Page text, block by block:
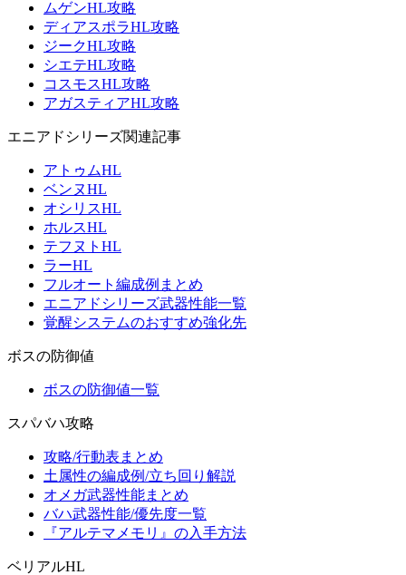
ムゲンHL攻略
ディアスポラHL攻略
ジークHL攻略
シエテHL攻略
コスモスHL攻略
アガスティアHL攻略
エニアドシリーズ関連記事
アトゥムHL
ベンヌHL
オシリスHL
ホルスHL
テフヌトHL
ラーHL
フルオート編成例まとめ
エニアドシリーズ武器性能一覧
覚醒システムのおすすめ強化先
ボスの防御値
ボスの防御値一覧
スパバハ攻略
攻略/行動表まとめ
土属性の編成例/立ち回り解説
オメガ武器性能まとめ
バハ武器性能/優先度一覧
『アルテマメモリ』の入手方法
ベリアルHL